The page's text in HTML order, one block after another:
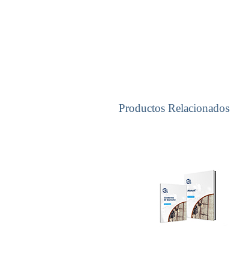
Productos Relacionados